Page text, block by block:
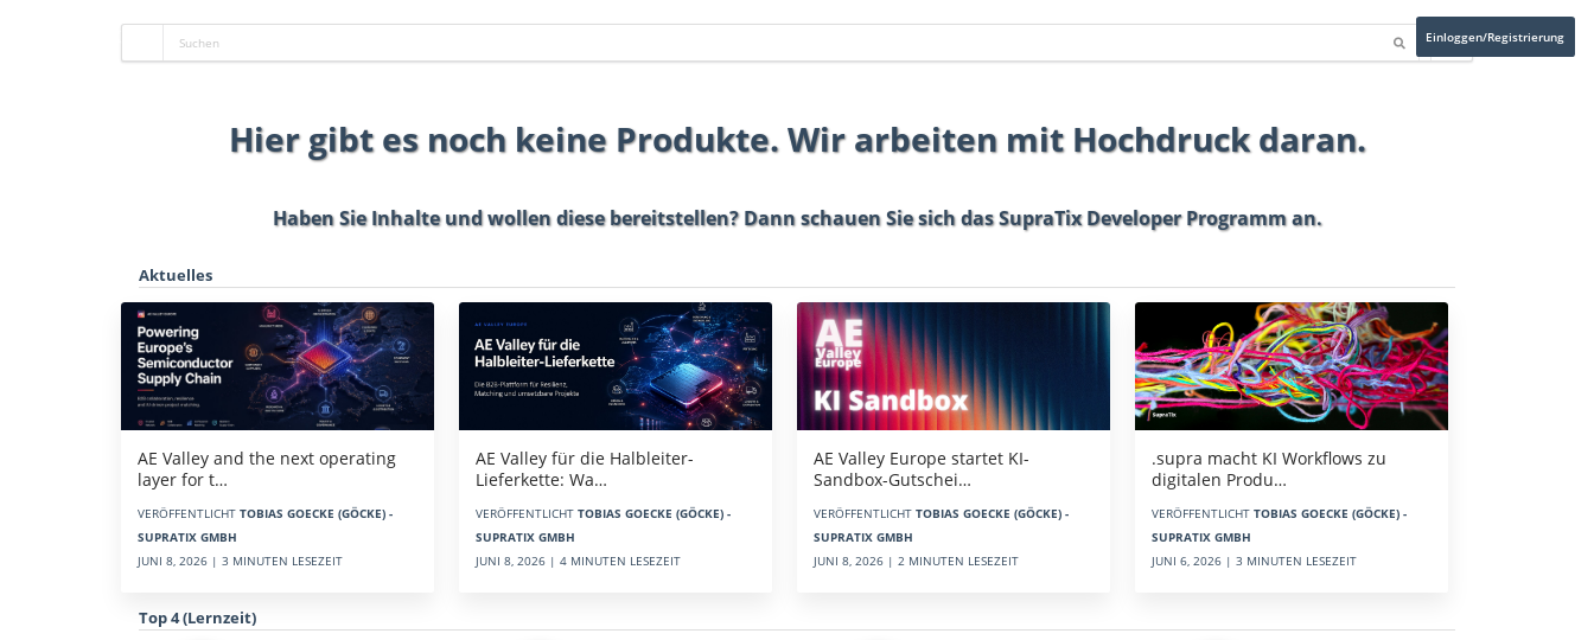
Einloggen/Registrierung
Hier gibt es noch keine Produkte. Wir arbeiten mit Hochdruck daran.
Haben Sie Inhalte und wollen diese bereitstellen? Dann schauen Sie sich dasSupraTix Developer Programman.
Aktuelles
AE Valley and the next operating
layer for t…
VERÖFFENTLICHT TOBIAS GOECKE (GÖCKE) -
SUPRATIX GMBH
JUNI 8, 2026 | 3 MINUTEN LESEZEIT
AE Valley für die Halbleiter-
Lieferkette: Wa…
VERÖFFENTLICHT TOBIAS GOECKE (GÖCKE) -
SUPRATIX GMBH
JUNI 8, 2026 | 4 MINUTEN LESEZEIT
AE Valley Europe startet KI-
Sandbox-Gutschei…
VERÖFFENTLICHT TOBIAS GOECKE (GÖCKE) -
SUPRATIX GMBH
JUNI 8, 2026 | 2 MINUTEN LESEZEIT
.supra macht KI Workflows zu
digitalen Produ…
VERÖFFENTLICHT TOBIAS GOECKE (GÖCKE) -
SUPRATIX GMBH
JUNI 6, 2026 | 3 MINUTEN LESEZEIT
Top 4 (Lernzeit)